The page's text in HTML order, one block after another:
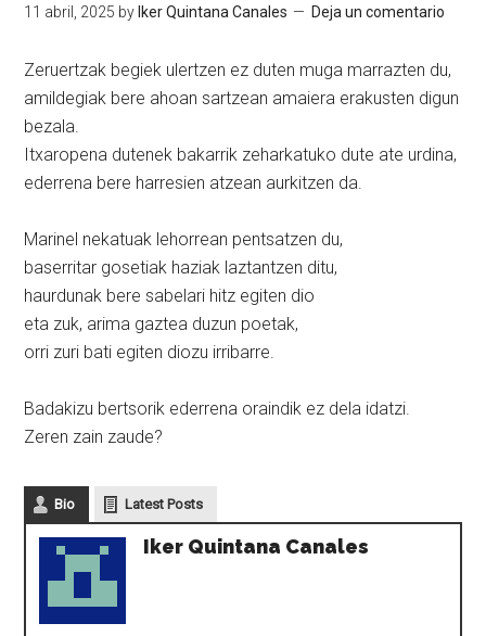
11 abril, 2025 by Iker Quintana Canales Deja un comentario
Zeruertzak begiek ulertzen ez duten muga marrazten du,
amildegiak bere ahoan sartzean amaiera erakusten digun
bezala.
Itxaropena dutenek bakarrik zeharkatuko dute ate urdina,
ederrena bere harresien atzean aurkitzen da.
Marinel nekatuak lehorrean pentsatzen du,
baserritar gosetiak haziak laztantzen ditu,
haurdunak bere sabelari hitz egiten dio
eta zuk, arima gaztea duzun poetak,
orri zuri bati egiten diozu irribarre.
Badakizu bertsorik ederrena oraindik ez dela idatzi.
Zeren zain zaude?
Bio Latest Posts
Iker Quintana Canales